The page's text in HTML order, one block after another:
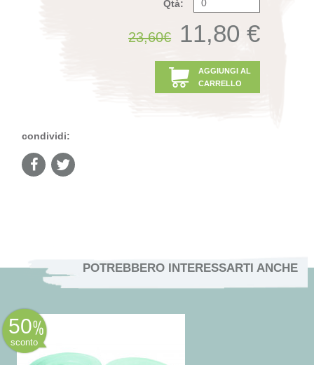
Qtà:
23,60€ 11,80 €
AGGIUNGI AL
CARRELLO
condividi:
POTREBBERO INTERESSARTI ANCHE
50
sconto